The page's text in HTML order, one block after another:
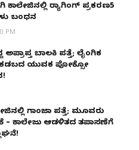
ರ‌್ಯಾಗಿಂಗ್ ಪ್ರಕರಣ5
ಬಂಧನ
PM
ಅಪ್ರಾಪ್ತ ಬಾಲಕಿ ಪತ್ತೆ; ಲೈಂಗಿಕ
ಯುವಕ ಪೋಕ್ಸೋ
ಗಾಂಜಾ ಪತ್ತೆ; ಮೂವರು
– ಕಾಲೇಜು ಆಡಳಿತದ ತಪಾಸಣೆಗೆ